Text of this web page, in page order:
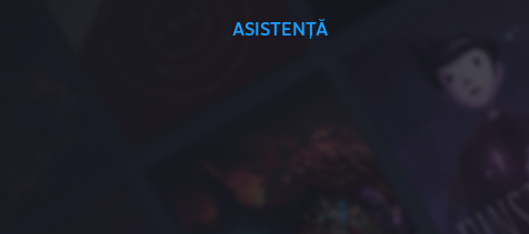
ASISTENȚĂ